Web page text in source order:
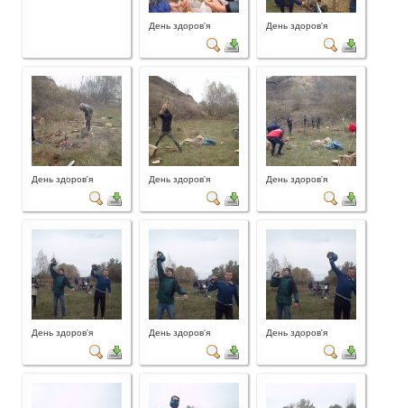
День здоров'я День здоров'я
День здоров'я День здоров'я День здоров'я
День здоров'я День здоров'я День здоров'я